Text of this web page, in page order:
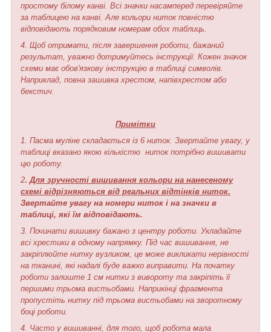
простому білому канві. Всі значки насамперед перевіряйте
за таблицею на канві. Але кольори ниток повністю
відповідають порядковим номерам обох таблиць.
4. Щоб отримати, після завершення роботи, бажаний
результат, уважно дотримуйтесь інструкції. Кожен значок
схеми має обов'язкову інструкцію в таблиці символів.
Наприклад, повна зашивка хрестом, напівхрестом або
бекстич.
Примітки
1. Пасма муліне складається із 6 ниток. Звертайте увагу, у
таблиці вказано якою кількістю ниток потрібно вишивати
цю роботу.
2. Для зручності вишивання кольори на нанесеному
схемі відрізняються від реальних відтінків ниток.
Звертайте увагу на номери ниток і на значки в
таблиці, які їм відповідають.
3. Починати вишивку бажано з центру роботи. Укладайте
всі хрестики в одному напрямку. Під час вишивання, не
закріплюйте нитку вузликом, це може викликати нерівності
на тканині, які надалі буде важко виправити. На початку
роботи залиште 1 см нитки з вивороту та закріпіть її
першими трьома вистьобами. Наприкінці фрагмента
пропустіть нитку під трьома вистьобами на зворотному
боці роботи.
4. Часто у вишиванні, для того, щоб робота мала